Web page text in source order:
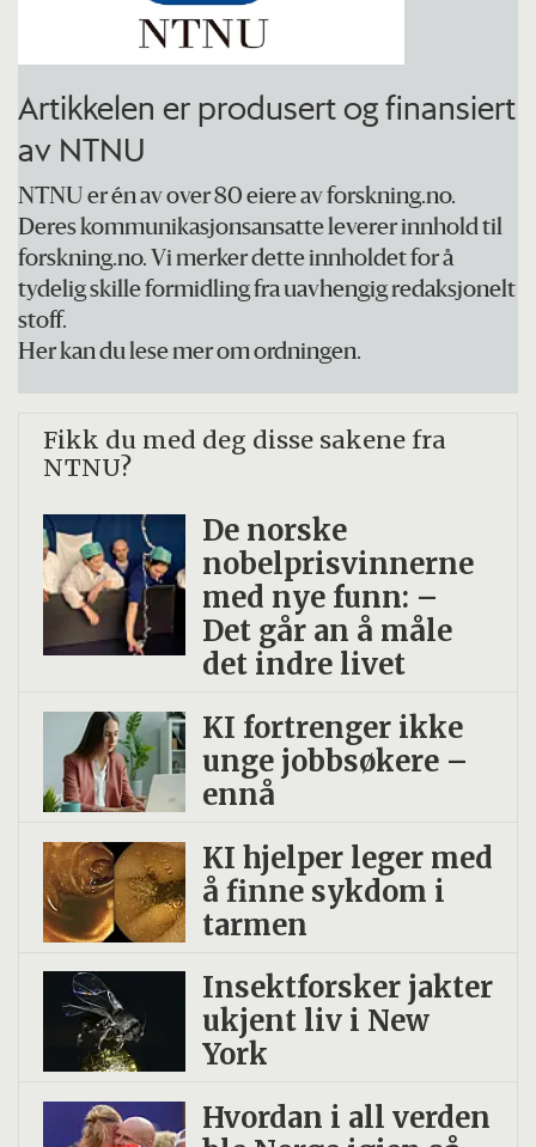
Artikkelen er produsert og finansiert
av NTNU
NTNU er én av over 80 eiere av forskning.no.
Deres kommunikasjonsansatte leverer innhold til
forskning.no. Vi merker dette innholdet for å
tydelig skille formidling fra uavhengig redaksjonelt
stoff.
Her kan du lese mer om ordningen.
Fikk du med deg disse sakene fra
NTNU?
De norske
nobelprisvinnerne
med nye funn: –
Det går an å måle
det indre livet
KI fortrenger ikke
unge jobbsøkere –
ennå
KI hjelper leger med
å finne sykdom i
tarmen
Insekt­forsker jakter
ukjent liv i New
York
Hvordan i all verden